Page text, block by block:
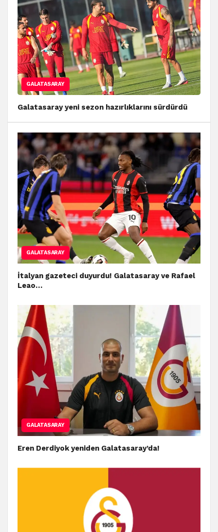
GALATASARAY
Galatasaray yeni sezon hazırlıklarını sürdürdü
GALATASARAY
İtalyan gazeteci duyurdu! Galatasaray ve Rafael
Leao…
GALATASARAY
Eren Derdiyok yeniden Galatasaray’da!